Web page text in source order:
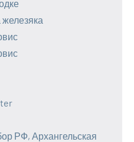
РФ, Архангельская